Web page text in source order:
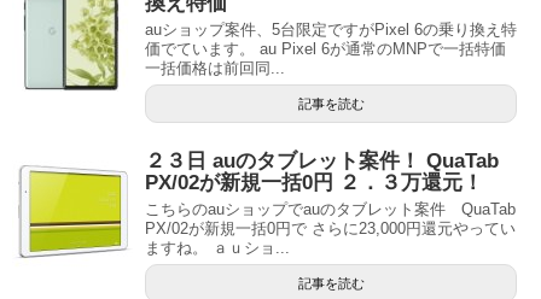
auショップ案件、5台限定ですがPixel 6の乗り換え特
価でています。 au Pixel 6が通常のMNPで一括特価
一括価格は前回同...
記事を読む
２３日 auのタブレット案件！ QuaTab
PX/02が新規一括0円 ２．３万還元！
こちらのauショップでauのタブレット案件 QuaTab
PX/02が新規一括0円で さらに23,000円還元やってい
ますね。 ａｕショ...
記事を読む